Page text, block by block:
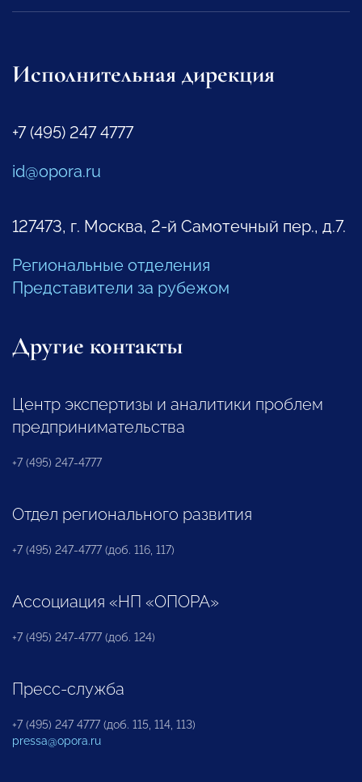
Исполнительная дирекция
+7 (495) 247 4777
id@opora.ru
127473, г. Москва, 2-й Самотечный пер., д.7.
Региональные отделения
Представители за рубежом
Другие контакты
Центр экспертизы и аналитики проблем
предпринимательства
+7 (495) 247-4777
Отдел регионального развития
+7 (495) 247-4777 (доб. 116, 117)
Ассоциация «НП «ОПОРА»
+7 (495) 247-4777 (доб. 124)
Пресс-служба
+7 (495) 247 4777 (доб. 115, 114, 113)
pressa@opora.ru